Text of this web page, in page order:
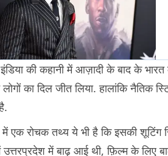
की कहानी में आज़ादी के बाद के
का दिल जीत लिया. हालांकि नैतिक
में एक रोचक तथ्य ये भी है कि इसकी शूटिंग
में बाढ़ आई थी, फ़िल्म के लिए